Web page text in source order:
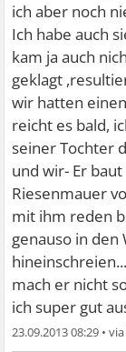
ich aber noch
Ich habe auch
kam ja auch
geklagt
wir hatten
reicht es bald,
seiner Tochter
und wir- Er
Riesenmauer
mit ihm reden
genauso in den
mach er nicht
ich super gut
23.09.2013 08:29 •